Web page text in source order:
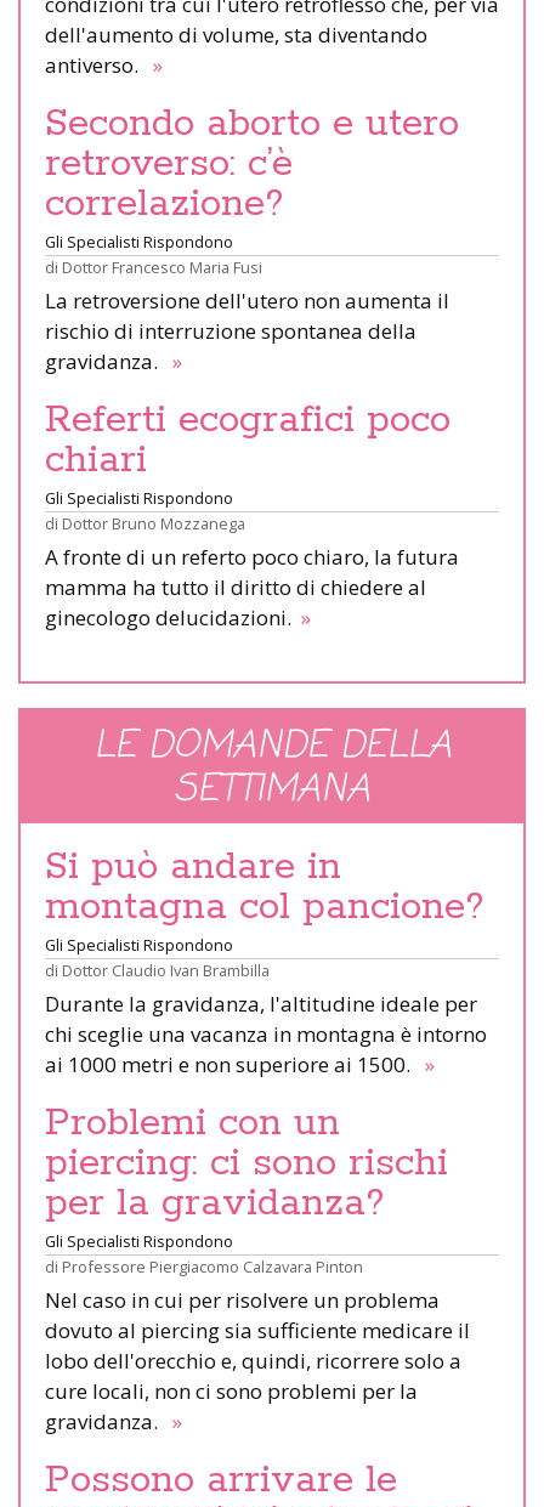
dell'aumento di volume, sta diventando
antiverso. »
Secondo aborto e utero
retroverso: c’è
correlazione?
Gli Specialisti Rispondono
di Dottor Francesco Maria Fusi
La retroversione dell'utero non aumenta il
rischio di interruzione spontanea della
gravidanza. »
Referti ecografici poco
chiari
Gli Specialisti Rispondono
di Dottor Bruno Mozzanega
A fronte di un referto poco chiaro, la futura
mamma ha tutto il diritto di chiedere al
ginecologo delucidazioni. »
LE DOMANDE DELLA
SETTIMANA
Si può andare in
montagna col pancione?
Gli Specialisti Rispondono
di Dottor Claudio Ivan Brambilla
Durante la gravidanza, l'altitudine ideale per
chi sceglie una vacanza in montagna è intorno
ai 1000 metri e non superiore ai 1500. »
Problemi con un
piercing: ci sono rischi
per la gravidanza?
Gli Specialisti Rispondono
di Professore Piergiacomo Calzavara Pinton
Nel caso in cui per risolvere un problema
dovuto al piercing sia sufficiente medicare il
lobo dell'orecchio e, quindi, ricorrere solo a
cure locali, non ci sono problemi per la
gravidanza. »
Possono arrivare le